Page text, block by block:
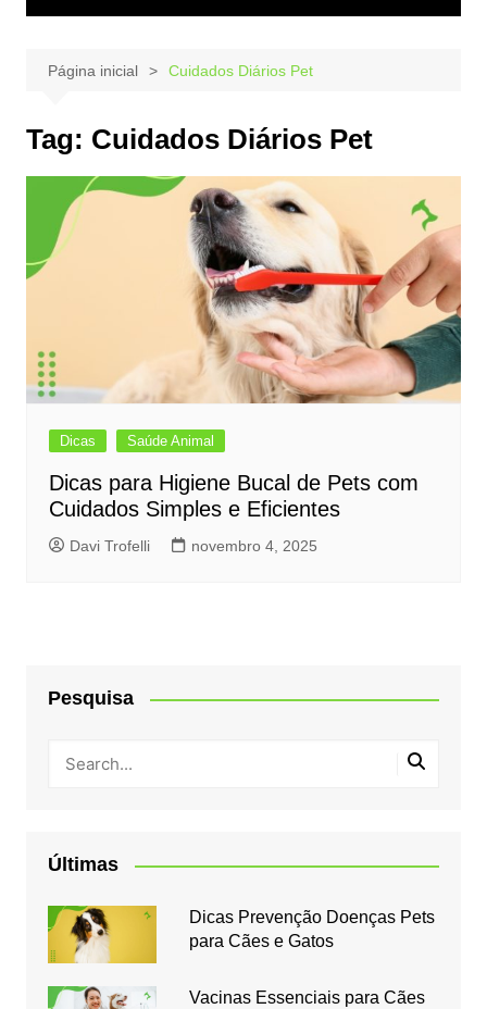
Página inicial Cuidados Diários Pet
Tag: Cuidados Diários Pet
Dicas Saúde Animal
Dicas para Higiene Bucal de Pets com
Cuidados Simples e Eficientes
Davi Trofelli novembro 4, 2025
Pesquisa
Últimas
Dicas Prevenção Doenças Pets
para Cães e Gatos
Vacinas Essenciais para Cães